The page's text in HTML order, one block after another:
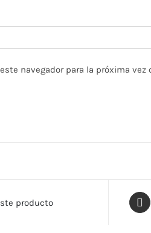
navegador para la próxima vez
producto